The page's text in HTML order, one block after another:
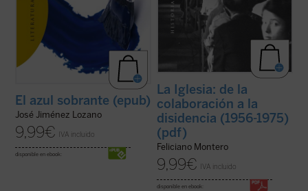
El azul sobrante (epub)
José Jiménez Lozano
9,99€ IVA incluido
disponible en ebook:
La Iglesia: de la
colaboración a la
disidencia (1956-1975)
(pdf)
Feliciano Montero
9,99€ IVA incluido
disponible en ebook: